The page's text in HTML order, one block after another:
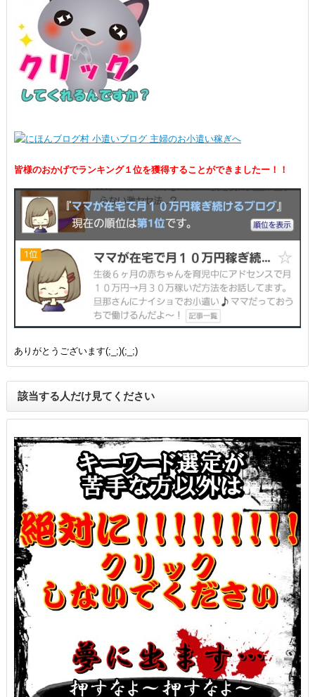
皆様のおかげでランキング１位を獲得することができましたー！！
ありがとうございます(;_;)(;_;)
該当する人だけ見てください